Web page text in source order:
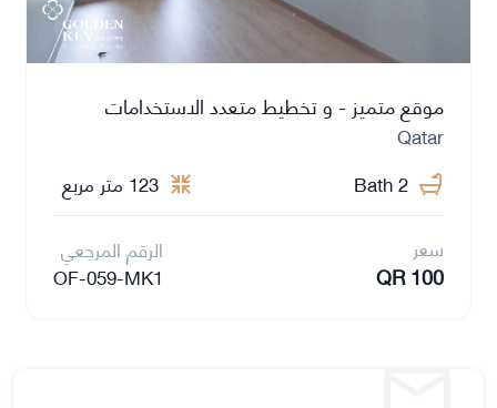
موقع متميز - و تخطيط متعدد الاستخدامات
Qatar
2 Bath
123 متر مربع
سعر
QR 100
الرقم المرجعي
OF-059-MK1